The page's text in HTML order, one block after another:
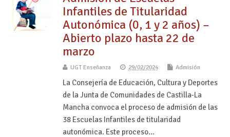
Infantiles de Titularidad
Autonómica (0, 1 y 2 años) –
Abierto plazo hasta 22 de
marzo
UGT Enseñanza 29/02/2024 Admisión
La Consejería de Educación, Cultura y Deportes
de la Junta de Comunidades de Castilla-La
Mancha convoca el proceso de admisión de las
38 Escuelas Infantiles de titularidad
autonómica. Este proceso…